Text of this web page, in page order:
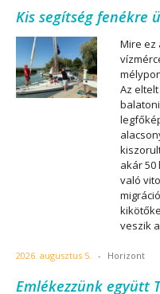
Kis segítség fenékre
Mire ez
Az
akár
való
veszik
2026. augusztus 5. - Horizont
Emlékezzünk együtt